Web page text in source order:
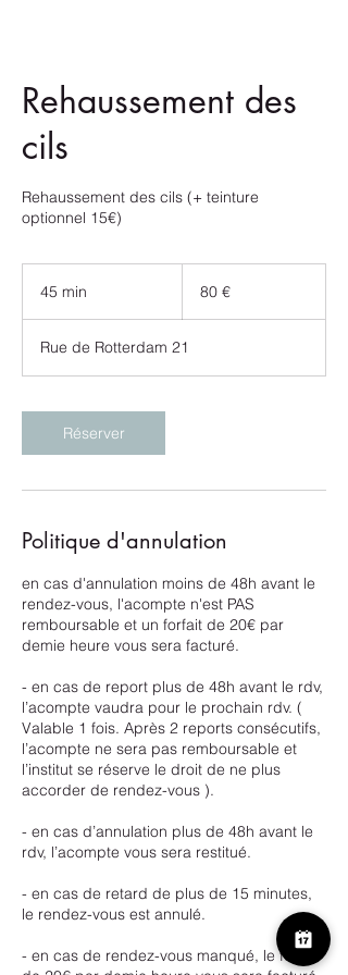
Rehaussement des
cils
Rehaussement des cils (+ teinture
optionnel 15€)
45 min
i
n
80 €
Rue de Rotterdam 21
Réserver
Politique d'annulation
en cas d'annulation moins de 48h avant le
rendez-vous, l'acompte n'est PAS
remboursable et un forfait de 20€ par
demie heure vous sera facturé.
- en cas de report plus de 48h avant le rdv,
l’acompte vaudra pour le prochain rdv. (
Valable 1 fois. Après 2 reports consécutifs,
l’acompte ne sera pas remboursable et
l’institut se réserve le droit de ne plus
accorder de rendez-vous ).
- en cas d’annulation plus de 48h avant le
rdv, l’acompte vous sera restitué.
- en cas de retard de plus de 15 minutes,
le rendez-vous est annulé.
- en cas de rendez-vous manqué, le forfait